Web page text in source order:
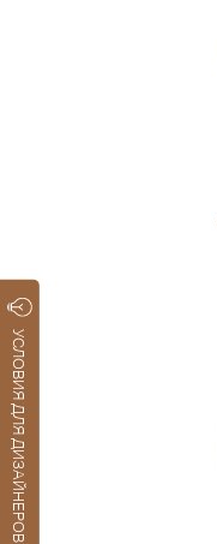
УСЛОВИЯ ДЛЯ ДИЗАЙНЕРОВ